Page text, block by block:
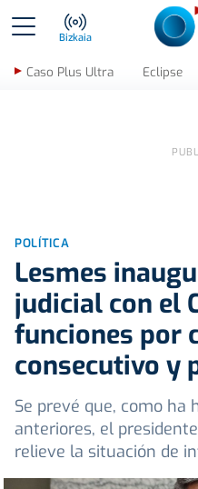
Bizkaia
Caso Plus Ultra Eclipse
POLÍTICA
Lesmes
judicial con el
funciones por
consecutivo y
Se prevé que, como ha
anteriores, el
relieve la situación de